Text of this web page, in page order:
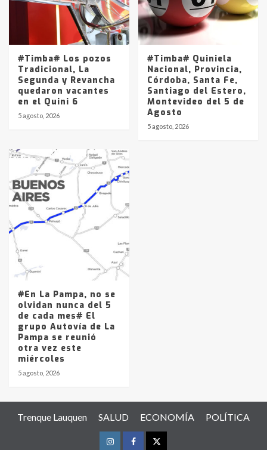
#Timba# Los pozos
Tradicional, La
Segunda y Revancha
quedaron vacantes
en el Quini 6
5 agosto, 2026
#Timba# Quiniela
Nacional, Provincia,
Córdoba, Santa Fe,
Santiago del Estero,
Montevideo del 5 de
Agosto
5 agosto, 2026
#En La Pampa, no se
olvidan nunca del 5
de cada mes# El
grupo Autovía de La
Pampa se reunió
otra vez este
miércoles
5 agosto, 2026
Trenque Lauquen SALUD ECONOMÍA POLÍTICA